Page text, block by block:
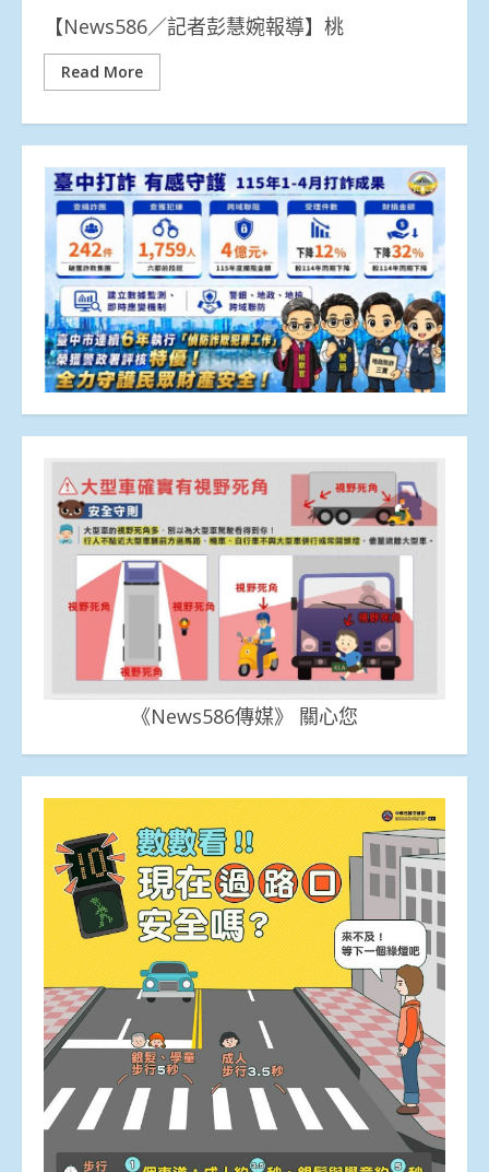
【News586／記者彭慧婉報導】桃
Read More
《News586傳媒》 關心您